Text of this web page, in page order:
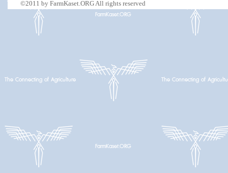
©2011 by FarmKaset.ORG All rights reserved